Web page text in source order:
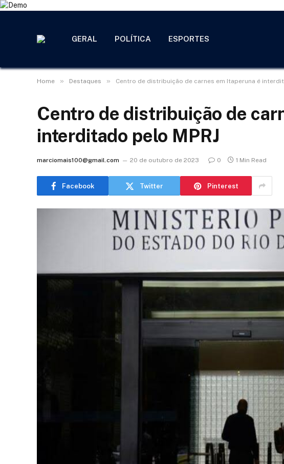
GERAL POLÍTICA ESPORTES
Home » Destaques » Centro de distribuição de carnes em Itaperuna é
Centro de distribuição de
interditado pelo MPRJ
marciomais100@gmail.com 20 de outubro de 2023 0 1 Min Read
Facebook Twitter Pinterest